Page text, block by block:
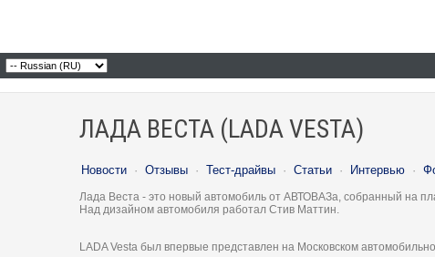
ЛАДА ВЕСТА (LADA VESTA)
Новости · Отзывы · Тест-драйвы · Статьи · Интервью ·
Лада Веста - это новый автомобиль от АВТОВАЗа, собранный на
Над дизайном автомобиля работал Стив Маттин.
LADA Vesta был впервые представлен на Московском